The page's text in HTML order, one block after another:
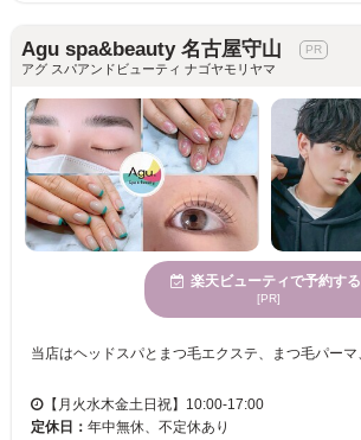
Agu spa&beauty 名古屋守山
アグ スパアンドビューティ ナゴヤモリヤマ
楽天ビューティで予約する
[PR]
【月火水木金土日祝】10:00-17:00
定休日： 年中無休、不定休あり